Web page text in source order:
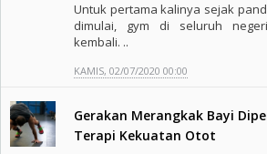
Untuk pertama kalinya sejak
dimulai, gym di seluruh
kembali. ..
KAMIS, 02/07/2020 00:00
Gerakan Merangkak Bayi
Terapi Kekuatan Otot